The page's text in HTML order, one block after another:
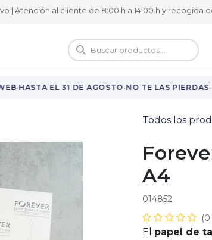
| Atención al cliente de 8:00 h a 14:00 h y recogida
Vuelta al cole
·HASTA EL 31 DE AGOSTO·NO TE LAS PIERDAS·
Todos los
A4
014852
(0
El papel de